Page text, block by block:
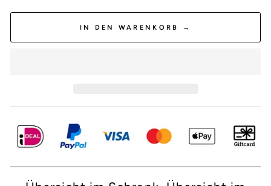
IN DEN WARENKORB →